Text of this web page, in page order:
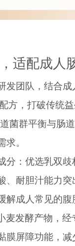
适配成人
发团队，结合
方，打破传统
菌群平衡与肠
求。
分：优选乳双歧
、耐胆汁能力
解成人常见的
麦发酵产物，
膜屏障功能，